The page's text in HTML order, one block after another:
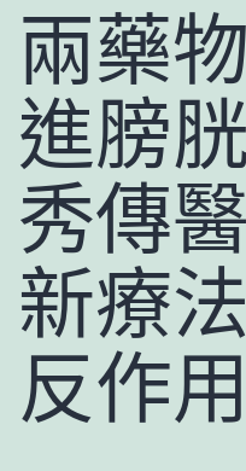
兩藥
進膀
秀傳
新療
反作